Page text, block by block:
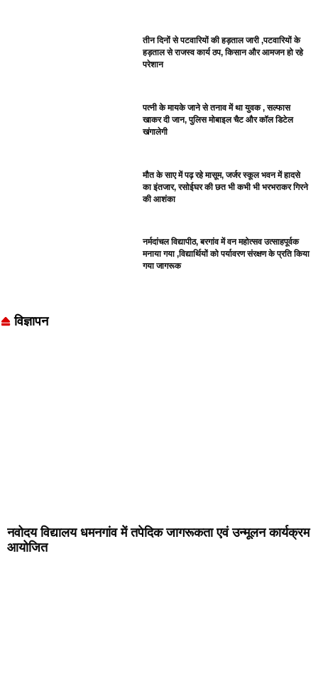
तीन दिनों से पटवारियों की हड़ताल जारी ,पटवारियों के
हड़ताल से राजस्व कार्य ठप, किसान और आमजन हो रहे
परेशान
पत्नी के मायके जाने से तनाव में था युवक , सल्फास
खाकर दी जान, पुलिस मोबाइल चैट और कॉल डिटेल
खंगालेगी
मौत के साए में पढ़ रहे मासूम, जर्जर स्कूल भवन में हादसे
का इंतजार, रसोईघर की छत भी कभी भी भरभराकर गिरने
की आशंका
नर्मदांचल विद्यापीठ, बरगांव में वन महोत्सव उत्साहपूर्वक
मनाया गया ,विद्यार्थियों को पर्यावरण संरक्षण के प्रति किया
गया जागरूक
विज्ञापन
नवोदय विद्यालय धमनगांव में तपेदिक जागरूकता एवं उन्मूलन कार्यक्रम
आयोजित